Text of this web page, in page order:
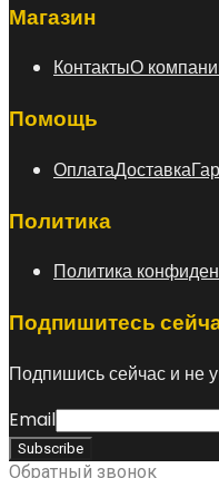
Магазин
КонтактыО
Помощь
ОплатаДоставка
Политика
Политика
Подпишитесь
Подпишись сейчас и не
Email
Обратный звонок